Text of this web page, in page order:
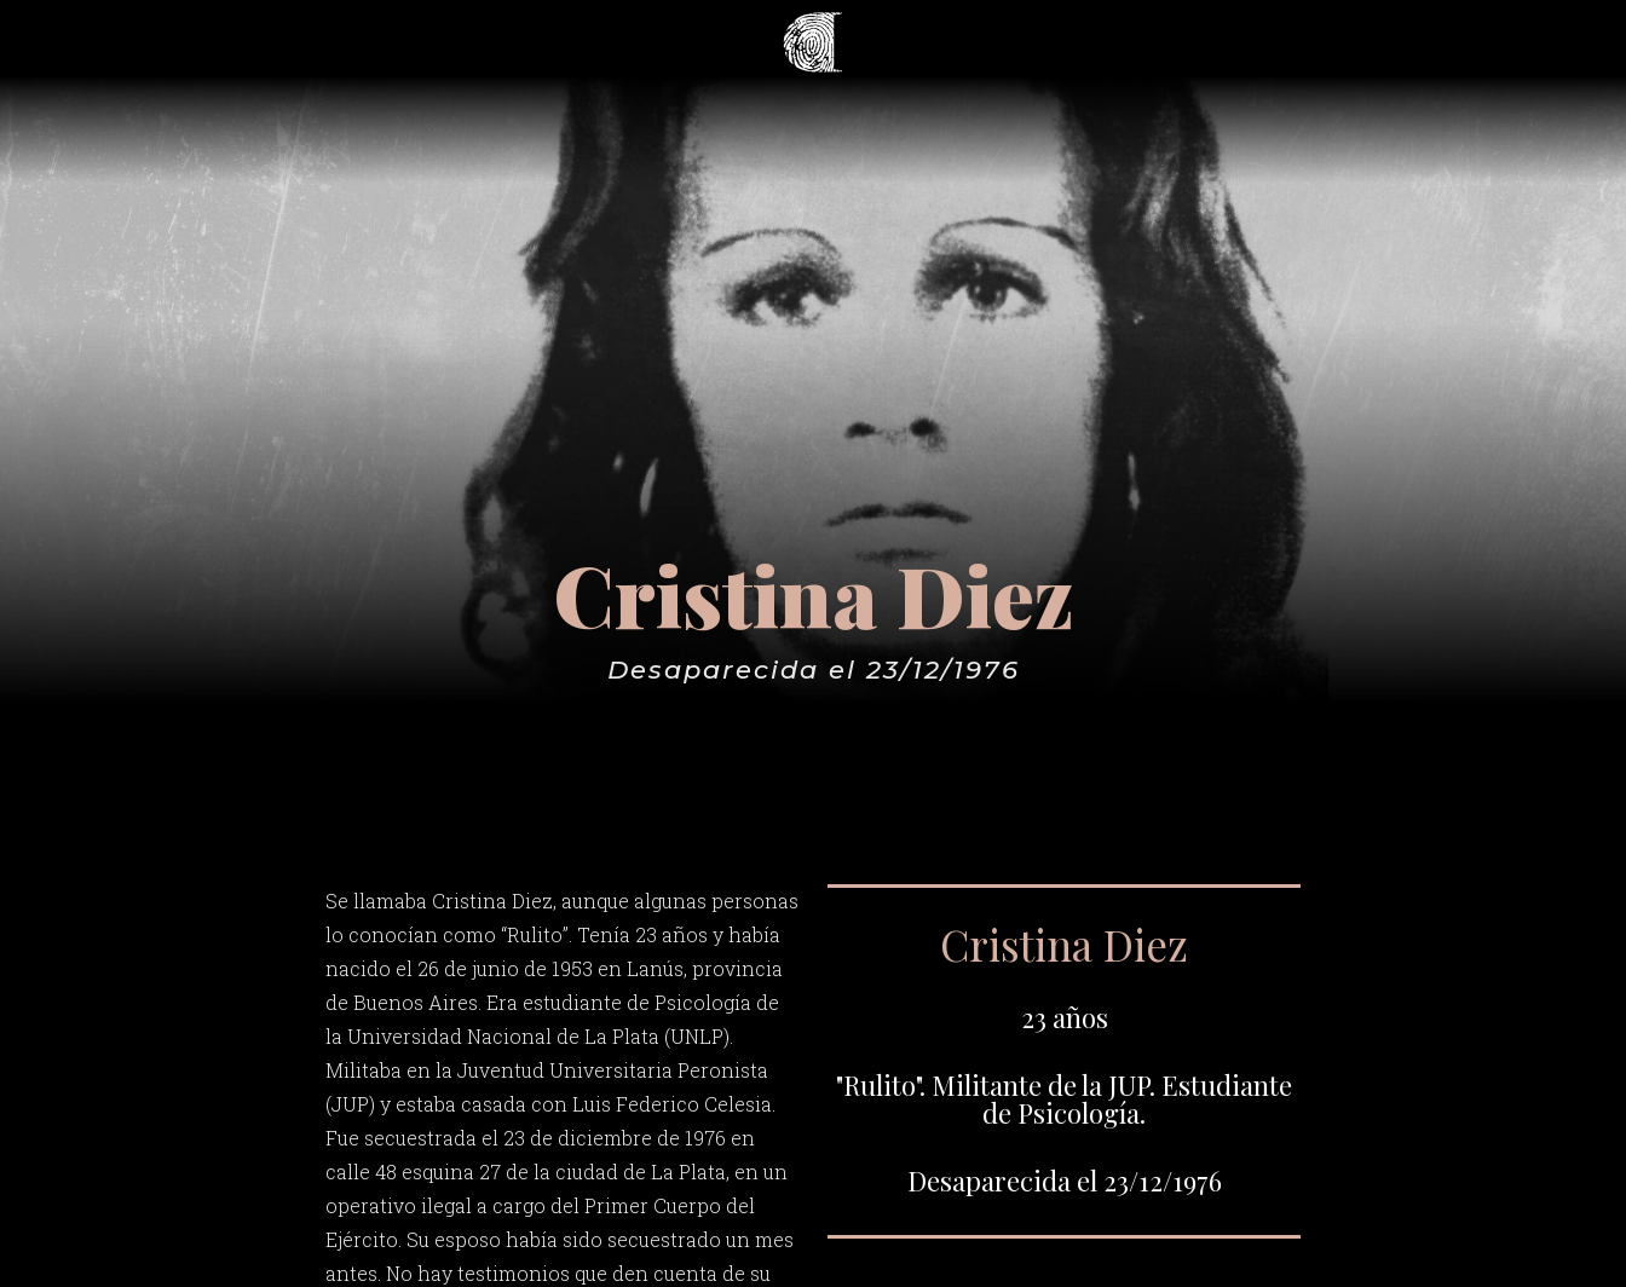
Cristina Diez
Desaparecida el 23/12/1976
Se llamaba Cristina Diez, aunque algunas personas
lo conocían como “Rulito”. Tenía 23 años y había
nacido el 26 de junio de 1953 en Lanús, provincia
de Buenos Aires. Era estudiante de Psicología de
la Universidad Nacional de La Plata (UNLP).
Militaba en la Juventud Universitaria Peronista
(JUP) y estaba casada con Luis Federico Celesia.
Fue secuestrada el 23 de diciembre de 1976 en
calle 48 esquina 27 de la ciudad de La Plata, en un
operativo ilegal a cargo del Primer Cuerpo del
Ejército. Su esposo había sido secuestrado un mes
antes. No hay testimonios que den cuenta de su
Cristina Diez
23 años
"Rulito". Militante de la JUP. Estudiante
de Psicología.
Desaparecida el 23/12/1976